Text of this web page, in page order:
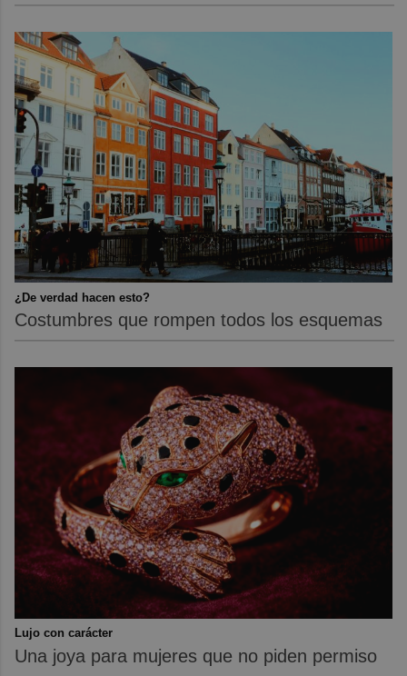
¿De verdad hacen esto?
Costumbres que rompen todos los esquemas
Lujo con carácter
Una joya para mujeres que no piden permiso